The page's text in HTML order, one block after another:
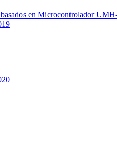
en Microcontrolador